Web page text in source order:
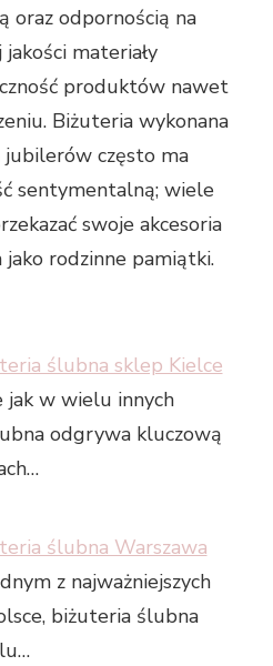
oraz odpornością na
materiały
produktów nawet
Biżuteria wykonana
jubilerów często ma
sentymentalną; wiele
swoje akcesoria
rodzinne pamiątki.
ślubna sklep Kielce
jak w wielu innych
odgrywa kluczową
ślubna Warszawa
z najważniejszych
biżuteria ślubna